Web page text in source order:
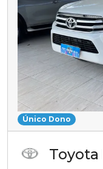
Único Dono
Toyota